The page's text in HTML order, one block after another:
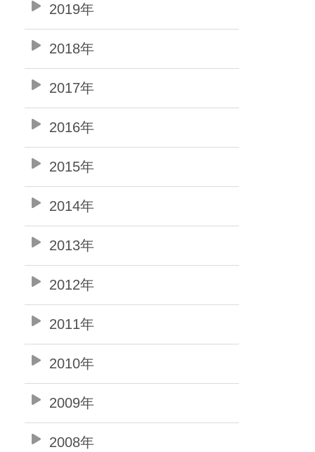
2019年
2018年
2017年
2016年
2015年
2014年
2013年
2012年
2011年
2010年
2009年
2008年